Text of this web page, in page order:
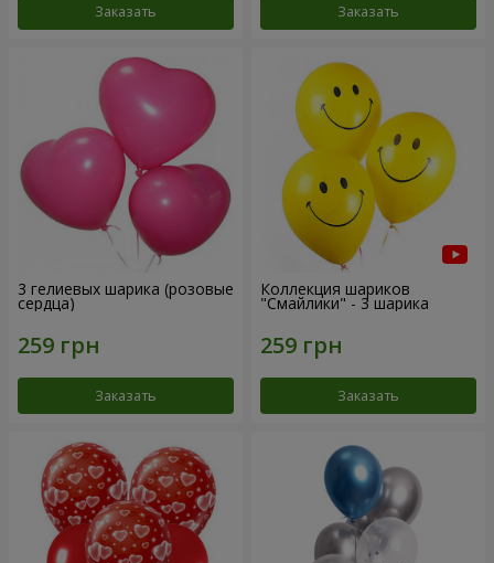
Заказать Заказать
3 гелиевых шарика (розовые
сердца)
Заказать
Коллекция шариков
"Смайлики" - 3 шарика
Заказать